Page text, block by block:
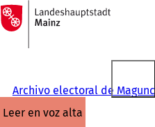
Saltar al contenido
A
la
página
Archivo electoral de
leer en voz alta